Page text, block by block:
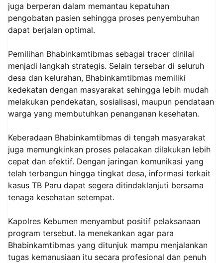
juga berperan dalam memantau kepatuhan
pengobatan pasien sehingga proses penyembuhan
dapat berjalan optimal.
Pemilihan Bhabinkamtibmas sebagai tracer dinilai
menjadi langkah strategis. Selain tersebar di seluruh
desa dan kelurahan, Bhabinkamtibmas memiliki
kedekatan dengan masyarakat sehingga lebih mudah
melakukan pendekatan, sosialisasi, maupun pendataan
warga yang membutuhkan penanganan kesehatan.
Keberadaan Bhabinkamtibmas di tengah masyarakat
juga memungkinkan proses pelacakan dilakukan lebih
cepat dan efektif. Dengan jaringan komunikasi yang
telah terbangun hingga tingkat desa, informasi terkait
kasus TB Paru dapat segera ditindaklanjuti bersama
tenaga kesehatan setempat.
Kapolres Kebumen menyambut positif pelaksanaan
program tersebut. Ia menekankan agar para
Bhabinkamtibmas yang ditunjuk mampu menjalankan
tugas kemanusiaan itu secara profesional dan penuh